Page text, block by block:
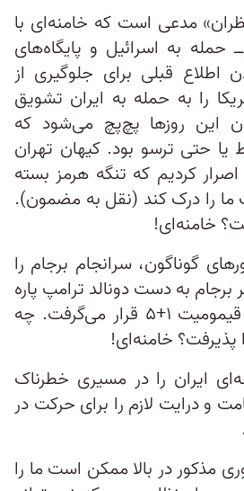
مدعی است که خامنه‌ای با
حمله به اسرائیل و پایگاه‌های
اطلاع قبلی برای جلوگیری از
را به حمله به ایران تشویق
این روزها پچ‌پچ می‌شود که
یا حتی ترسو بود. کیهان تهران
کردیم که تنگه هرمز بسته
ما را درک کند (نقل به مضمون).
خامنه‌ای!
گوناگون، سرانجام برجام را
برجام به دست دونالد ترامپ پاره
نمی‌شد، ایران تحت قیمومیت ۱+۵ قرار می‌گرفت. چه
خامنه‌ای!
ایران را در مسیری خطرناک
و درایت لازم را برای حرکت در
مذکور در بالا ممکن است ما را